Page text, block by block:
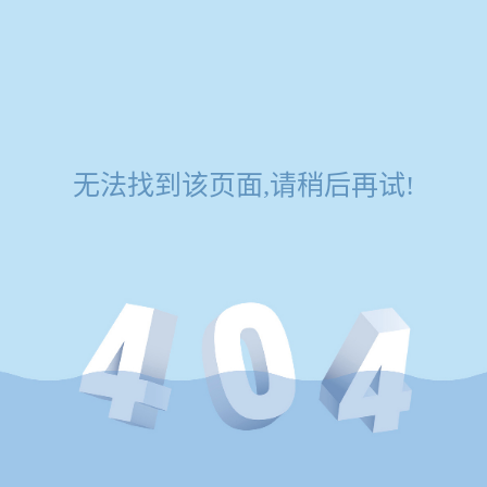
无法找到该页面,请稍后再试!